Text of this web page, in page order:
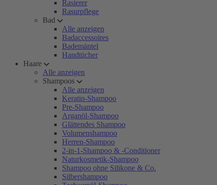
Rasierer
Rasurpflege
Bad
Alle anzeigen
Badaccessoires
Bademäntel
Handtücher
Haare
Alle anzeigen
Shampoos
Alle anzeigen
Keratin-Shampoo
Pre-Shampoo
Arganöl-Shampoo
Glättendes Shampoo
Volumenshampoo
Herren-Shampoo
2-in-1-Shampoo & -Conditioner
Naturkosmetik-Shampoo
Shampoo ohne Silikone & Co.
Silbershampoo